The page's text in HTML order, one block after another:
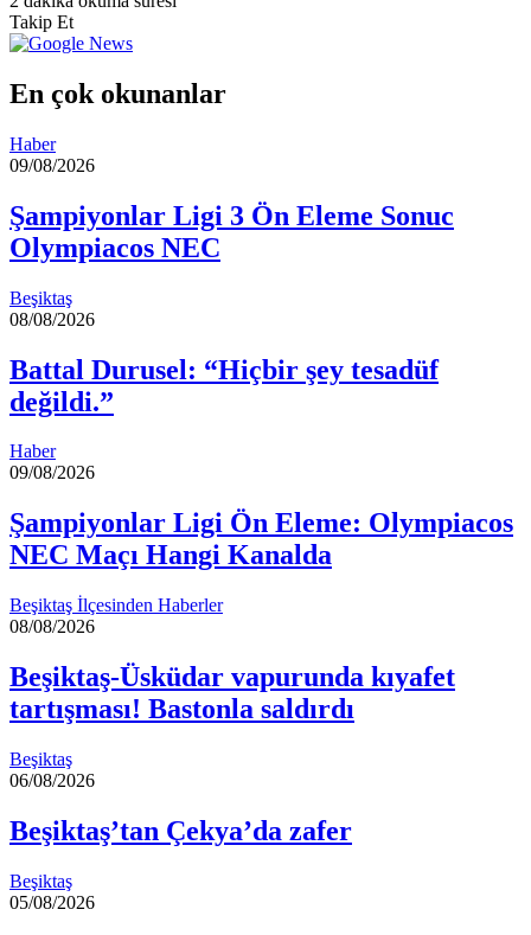
Takip Et
En çok okunanlar
Haber
09/08/2026
Şampiyonlar Ligi 3 Ön Eleme Sonuc
Olympiacos NEC
Beşiktaş
08/08/2026
Battal Durusel: “Hiçbir şey tesadüf
değildi.”
Haber
09/08/2026
Şampiyonlar Ligi Ön Eleme: Olympiacos
NEC Maçı Hangi Kanalda
Beşiktaş İlçesinden Haberler
08/08/2026
Beşiktaş-Üsküdar vapurunda kıyafet
tartışması! Bastonla saldırdı
Beşiktaş
06/08/2026
Beşiktaş’tan Çekya’da zafer
Beşiktaş
05/08/2026